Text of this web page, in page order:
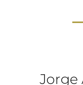
Jorge